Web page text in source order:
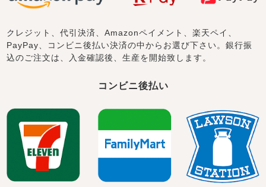
クレジット、代引決済、Amazonペイメント、楽天ペイ、
PayPay、コンビニ後払い決済の中からお選び下さい。銀行振
込のご注文は、入金確認後、生産を開始致します。
コンビニ後払い